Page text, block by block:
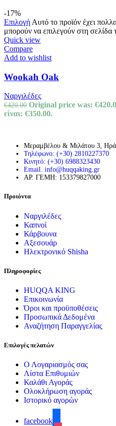
-17%
Επιλογή Αυτό το προϊόν έχει
μπορούν να επιλεγούν στη σελίδα
Quick view
Compare
Add to wishlist
Wookah Oak
Ναργιλέδες
€420.00 Original price was:
είναι: €350.00.
Μεραμβέλου & Μιλάτου 3,
Τηλέφωνο: (+30) 2810227370
Κινητό: (+30) 6988323430
Email. info@huqqaking.gr
ΑΡ. ΓΕΜΗ: 153379827000
Προιόντα
Ναργιλέδες
Καπνοί
Κάρβουνα
Αξεσουάρ
Ηλεκτρονικό Shisha
Πληροφορίες
HUQQA KING
Επικοινωνία
Όροι και προϋποθέσεις
Προσωπικά Δεδομένα
Αναζήτηση Παραγγελίας
Επιλογές πελατών
Ο Λογαριασμός σας
Λίστα Επιθυμιών
Καλάθι Αγοράς
Ολοκλήρωση αγοράς
Ιστορικό αγορών
facebook